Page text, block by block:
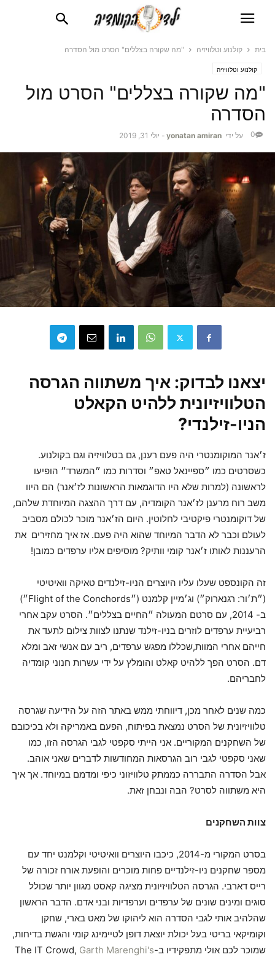
בית קולנוע וטלוויזיה "מה שקורה בצללים" הסרט מול הסדרה
קולנוע וטלוויזיה
"מה שקורה בצללים" הסרט מול
הסדרה
על ידי yonatan amiran
- יולי 31, 2019 0
יצאנו לבדוק: איך משתווה הגרסה
הטלוויזיונית ללהיט הקאלט
הניו-זילנדי?
ז׳אנר המוקומנטרי היה פעם רענן, גם בטלוויזיה וגם בקולנוע.
כשסרטים כמו ״ספיינאל טאפ״ וסדרות כמו ״המשרד״ הופיעו
לראשונה (למרות שלא היו הדוגמאות הראשונות לז׳אנר) הם היוו
משב רוח מרענן לז׳אנר הקומדיה, עם דרך ההצגה המיוחדת שלהם,
של דוקומנטרי פיקטיבי לחלוטין. היום הז׳אנר מוכר לכולם מסביב
לעולם וכבר לא הדבר המיוחד שהוא היה פעם. אז איך מחזירים את
הרעננות לאותו ז׳אנר קומי וותיק? מוסיפים אליו ערפדים כמובן!
זה הקונספט שעלו עליו היוצרים הניו-זילנדים טאיקה וואיטיטי
(״ת׳ור: רגנארוק״) וג׳מיין קלמנט (״Flight of the Conchords״)
ב- 2014, עם סרטם המעולה ״החיים בצללים״. הסרט עקב אחרי
רביעיית ערפדים לוזרים בניו-זילנד שנתנו לצוות צילום לתעד את
חייהם אחרי המוות,שכללו מפגש ערפדים, ריב עם אנשי זאב ומלא
דם. הסרט הפך ללהיט קאלט והומלץ על ידי עשרות חנוני קומדיה
לחבריהם.
כמה שנים לאחר מכן, דיווחתי ממש באתר הזה על הידיעה שגרסה
טלוויזיונית של הסרט נמצאת בפיתוח, הפעם באמריקה ולא בכיכובם
של השחקנים המקוריים. אני הייתי סקפטי לגבי הגרסה הזו, כמו
שאני סקפטי לגבי רוב הגרסאות המחודשות לדברים שאני אוהב.
אבל הסדרה התבררה כממתק טלוויזוני כיפי ומדמם במיוחד. אך איך
היא משתווה לסרט? הבה ונבחן זאת.
צוות השחקנים
בסרט המקורי מ-2014, כיכבו היוצרים וואיטיטי וקלמנט יחד עם
מספר שחקנים ניו-זילנדיים פחות מוכרים והופעת אורח זכורה של
רייס דארבי. הגרסה הטלוויזיונית מציגה קאסט מגוון יותר שכולל
סוגים ומינים שונים של ערפדים וערפדיות ובני אדם. הדבר הראשון
שהלהיב אותי לגבי הסדרה הוא ליהוקו של מאט בארי, שחקן
וקומיקאי בריטי בעל יכולת יוצאת דופן לטיימינג קומי והגשת בדיחות,
שמוכר לכם אולי מתפקידיו ב-The IT Crowd,Garth Marenghi's